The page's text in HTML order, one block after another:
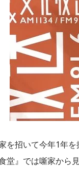
を招いて今年1年
堂』では噺家から